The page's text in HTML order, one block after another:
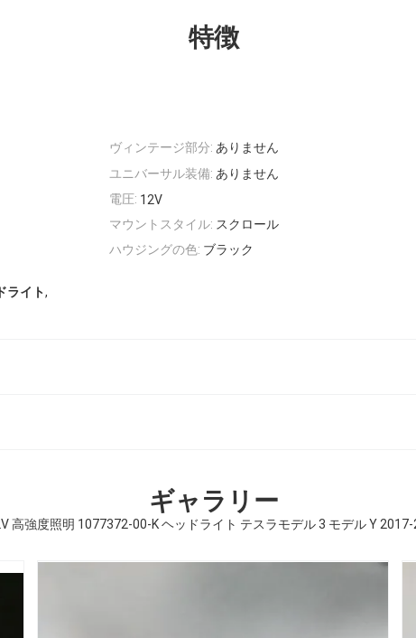
特徴
ヴィンテージ部分: ありません
ユニバーサル装備: ありません
電圧: 12V
マウントスタイル: スクロール
ハウジングの色: ブラック
ライト,
ギャラリー
高強度照明 1077372-00-K ヘッドライト テスラモデル 3 モデル Y